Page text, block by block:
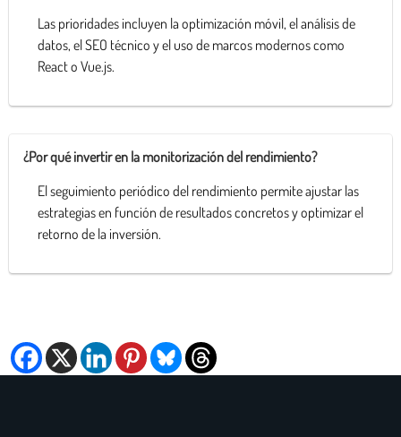
Las prioridades incluyen la optimización móvil, el análisis de
datos, el SEO técnico y el uso de marcos modernos como
React o Vue.js.
¿Por qué invertir en la monitorización del rendimiento?
El seguimiento periódico del rendimiento permite ajustar las
estrategias en función de resultados concretos y optimizar el
retorno de la inversión.